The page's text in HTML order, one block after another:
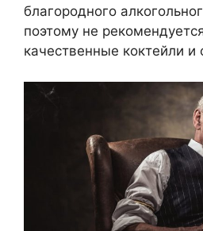
благородного
поэтому не
качественные коктейли и